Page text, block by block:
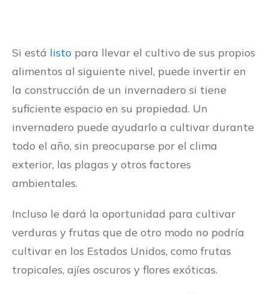
Si está listo para llevar el cultivo de sus propios
alimentos al siguiente nivel, puede invertir en
la construcción de un invernadero si tiene
suficiente espacio en su propiedad. Un
invernadero puede ayudarlo a cultivar durante
todo el año, sin preocuparse por el clima
exterior, las plagas y otros factores
ambientales.
Incluso le dará la oportunidad para cultivar
verduras y frutas que de otro modo no podría
cultivar en los Estados Unidos, como frutas
tropicales, ajíes oscuros y flores exóticas.